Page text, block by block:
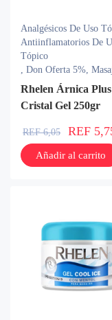
Analgésicos De Uso
Antiinflamatorios De
Tópico
, Don Oferta 5%,
Rhelen Árnica Plus
Cristal Gel 250gr
REF6,05 REF
Añadir al carrito